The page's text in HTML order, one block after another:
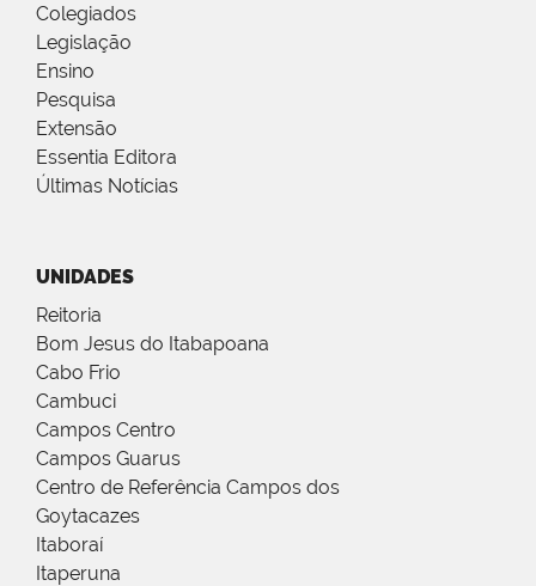
Colegiados
Legislação
Ensino
Pesquisa
Extensão
Essentia Editora
Últimas Notícias
UNIDADES
Reitoria
Bom Jesus do Itabapoana
Cabo Frio
Cambuci
Campos Centro
Campos Guarus
Centro de Referência Campos dos
Goytacazes
Itaboraí
Itaperuna